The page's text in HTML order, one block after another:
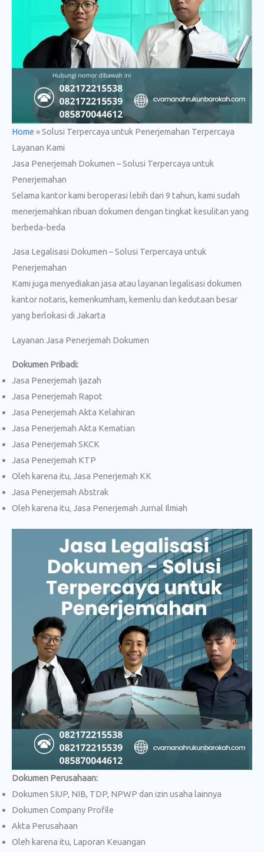
Home »Solusi Terpercaya untuk Penerjemahan Terpercaya
Layanan Kami
Jasa Penerjemah Dokumen – Solusi Terpercaya untuk
Penerjemahan
Selama kantor kami beroperasi lebih dari 9 tahun, kami sudah
menerjemahkan ribuan dokumen dengan tingkat kesulitan yang
berbeda-beda
Jasa Legalisasi Dokumen – Solusi Terpercaya untuk
Penerjemahan
Kami juga menyediakan jasa atau layanan legalisasi dokumen
kantor notaris, kemenkumham, kemenlu dan kedutaan besar
yang berlokasi di Jakarta
Layanan Jasa Penerjemah Dokumen
Dokumen Pribadi:
Jasa Penerjemah Ijazah
Jasa Penerjemah Rapot
Jasa Penerjemah Akta Kelahiran
Jasa Penerjemah Akta Kematian
Jasa Penerjemah SKCK
Jasa Penerjemah KTP
Oleh karena itu, Jasa Penerjemah KK
Jasa Penerjemah Abstrak
Oleh karena itu, Jasa Penerjemah Jurnal Ilmiah
Dokumen Perusahaan:
Dokumen SIUP, NIB, TDP, NPWP dan izin usaha lainnya
Dokumen Company Profile
Akta Perusahaan
Oleh karena itu, Laporan Keuangan